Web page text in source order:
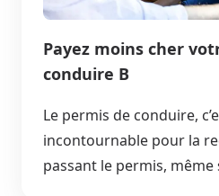
Payez moins cher
conduire B
Le permis de conduire,
incontournable pour la
passant le permis, même